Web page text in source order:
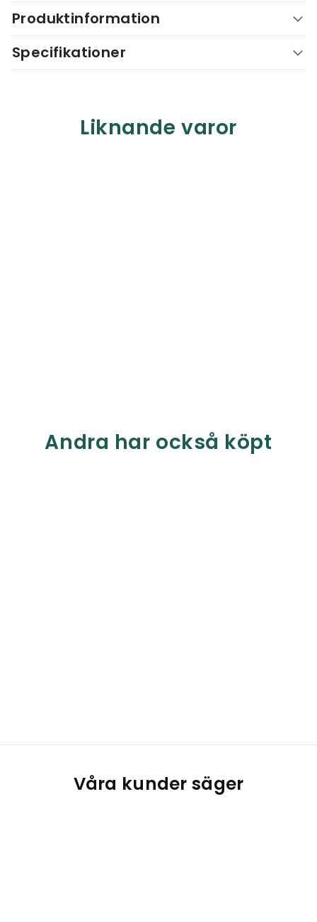
Produktinformation
Specifikationer
Liknande varor
Andra har också köpt
Våra kunder säger